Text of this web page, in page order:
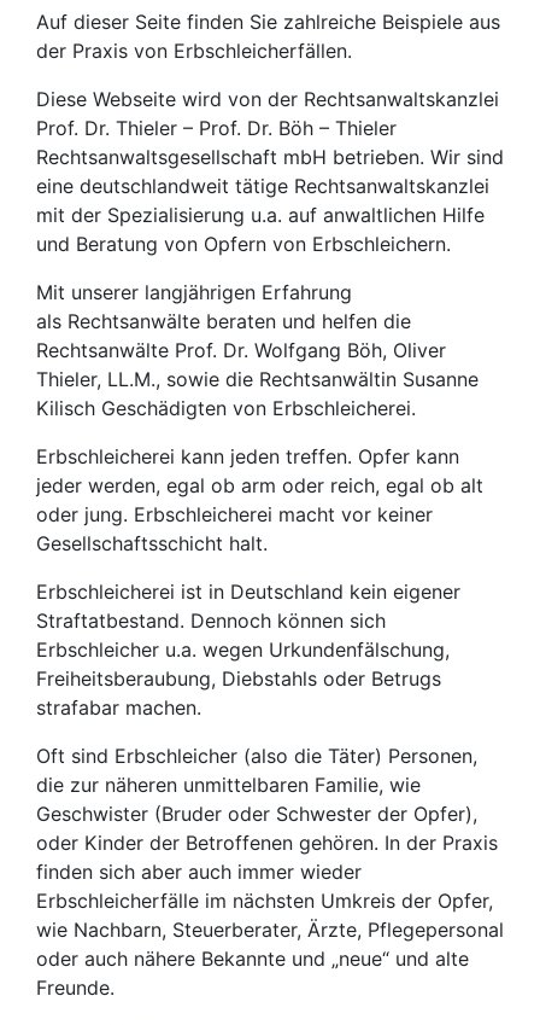
Auf dieser Seite finden Sie zahlreiche Beispiele aus
der Praxis von Erbschleicherfällen.
Diese Webseite wird von der Rechtsanwaltskanzlei
Prof. Dr. Thieler – Prof. Dr. Böh – Thieler
Rechtsanwaltsgesellschaft mbH betrieben. Wir sind
eine deutschlandweit tätige Rechtsanwaltskanzlei
mit der Spezialisierung u.a. auf anwaltlichen Hilfe
und Beratung von Opfern von Erbschleichern.
Mit unserer langjährigen Erfahrung
als Rechtsanwälte beraten und helfen die
Rechtsanwälte Prof. Dr. Wolfgang Böh, Oliver
Thieler, LL.M., sowie die Rechtsanwältin Susanne
Kilisch Geschädigten von Erbschleicherei.
Erbschleicherei kann jeden treffen. Opfer kann
jeder werden, egal ob arm oder reich, egal ob alt
oder jung. Erbschleicherei macht vor keiner
Gesellschaftsschicht halt.
Erbschleicherei ist in Deutschland kein eigener
Straftatbestand. Dennoch können sich
Erbschleicher u.a. wegen Urkundenfälschung,
Freiheitsberaubung, Diebstahls oder Betrugs
strafabar machen.
Oft sind Erbschleicher (also die Täter) Personen,
die zur näheren unmittelbaren Familie, wie
Geschwister (Bruder oder Schwester der Opfer),
oder Kinder der Betroffenen gehören. In der Praxis
finden sich aber auch immer wieder
Erbschleicherfälle im nächsten Umkreis der Opfer,
wie Nachbarn, Steuerberater, Ärzte, Pflegepersonal
oder auch nähere Bekannte und „neue“ und alte
Freunde.